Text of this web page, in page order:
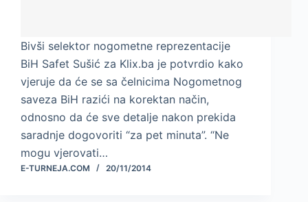
Bivši selektor nogometne reprezentacije
BiH Safet Sušić za Klix.ba je potvrdio kako
vjeruje da će se sa čelnicima Nogometnog
saveza BiH razići na korektan način,
odnosno da će sve detalje nakon prekida
saradnje dogovoriti “za pet minuta”. “Ne
mogu vjerovati…
E-TURNEJA.COM 20/11/2014